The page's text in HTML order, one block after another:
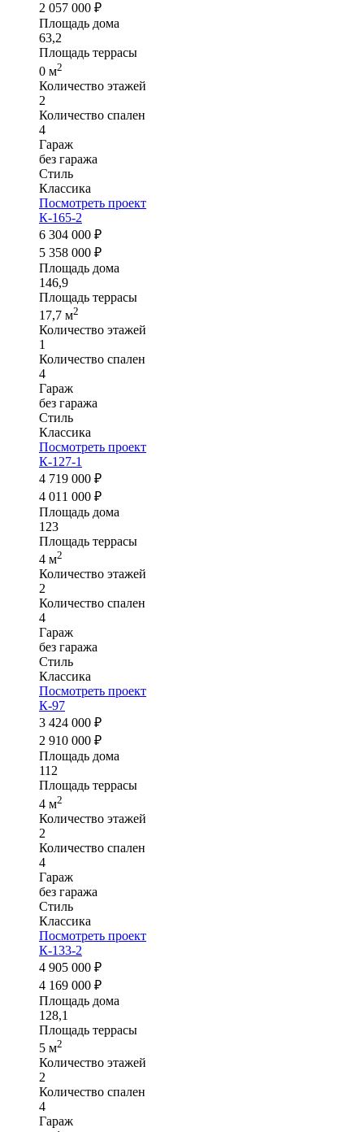
2 057 000 ₽
Площадь дома
63,2
Площадь террасы
0 м2
Количество этажей
2
Количество спален
4
Гараж
без гаража
Стиль
Классика
Посмотреть проект
К-165-2
6 304 000 ₽
5 358 000 ₽
Площадь дома
146,9
Площадь террасы
17,7 м2
Количество этажей
1
Количество спален
4
Гараж
без гаража
Стиль
Классика
Посмотреть проект
К-127-1
4 719 000 ₽
4 011 000 ₽
Площадь дома
123
Площадь террасы
4 м2
Количество этажей
2
Количество спален
4
Гараж
без гаража
Стиль
Классика
Посмотреть проект
К-97
3 424 000 ₽
2 910 000 ₽
Площадь дома
112
Площадь террасы
4 м2
Количество этажей
2
Количество спален
4
Гараж
без гаража
Стиль
Классика
Посмотреть проект
К-133-2
4 905 000 ₽
4 169 000 ₽
Площадь дома
128,1
Площадь террасы
5 м2
Количество этажей
2
Количество спален
4
Гараж